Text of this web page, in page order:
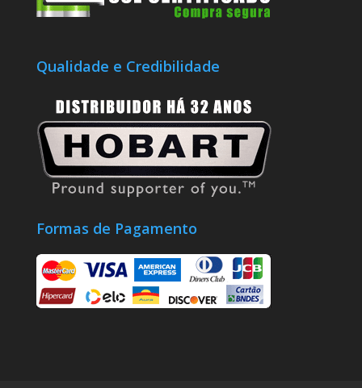
Qualidade e Credibilidade
Formas de Pagamento